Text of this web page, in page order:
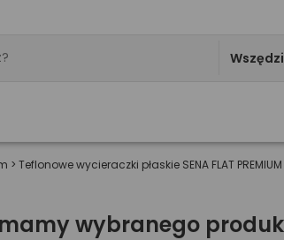
> Teflonowe wycieraczki płaskie SENA FLAT
wybranego